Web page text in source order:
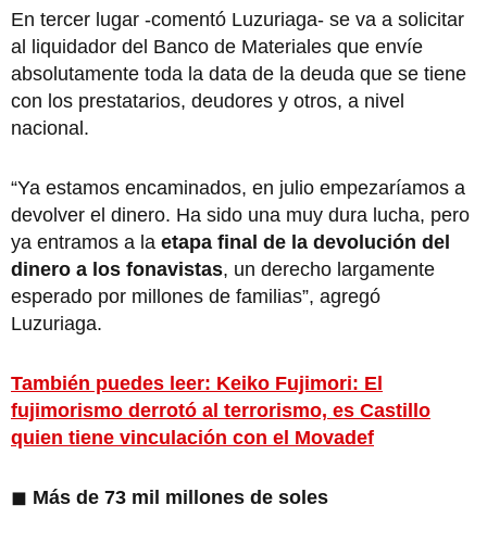
En tercer lugar -comentó Luzuriaga- se va a solicitar
al liquidador del Banco de Materiales que envíe
absolutamente toda la data de la deuda que se tiene
con los prestatarios, deudores y otros, a nivel
nacional.
“Ya estamos encaminados, en julio empezaríamos a
devolver el dinero. Ha sido una muy dura lucha, pero
ya entramos a la etapa final de la devolución del
dinero a los fonavistas, un derecho largamente
esperado por millones de familias”, agregó
Luzuriaga.
También puedes leer: Keiko Fujimori: El
fujimorismo derrotó al terrorismo, es Castillo
quien tiene vinculación con el Movadef
◼ Más de 73 mil millones de soles